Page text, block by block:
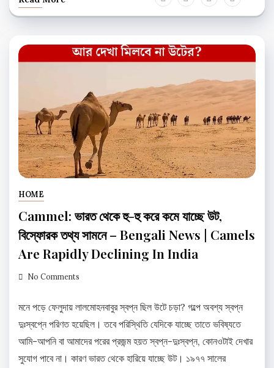
HOME
Cammel: ভারত থেকে হু-হু করে কমে যাচ্ছে উট,
বিস্ফোরক তথ্য সামনে – Bengali News | Camels
Are Rapidly Declining In India
No Comments
মনে পড়ে ফেলুদায় লালমোহনবাবুর স্বপ্ন ছিল উটে চড়া? গল্পে অবশ্য স্বপ্ন
দুঃস্বপ্নে পরিণত হয়েছিল। তবে পরিস্থিতি যেদিকে যাচ্ছে তাতে ভবিষ্যতে
আমি-আপনি বা আমাদের পরের প্রজন্ম হয়ত স্বপ্ন-দুঃস্বপ্ন, কোনওটাই দেখার
সুযোগ পাবে না। কারণ ভারত থেকে হারিয়ে যাচ্ছে উট। ১৯৭৭ সালের